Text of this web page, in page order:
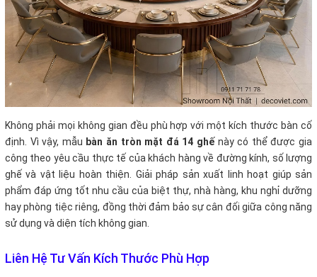
Không phải mọi không gian đều phù hợp với một kích thước bàn cố
định. Vì vậy, mẫu bàn ăn tròn mặt đá 14 ghế này có thể được gia
công theo yêu cầu thực tế của khách hàng về đường kính, số lượng
ghế và vật liệu hoàn thiện. Giải pháp sản xuất linh hoạt giúp sản
phẩm đáp ứng tốt nhu cầu của biệt thự, nhà hàng, khu nghỉ dưỡng
hay phòng tiệc riêng, đồng thời đảm bảo sự cân đối giữa công năng
sử dụng và diện tích không gian.
Liên Hệ Tư Vấn Kích Thước Phù Hợp